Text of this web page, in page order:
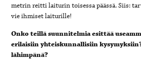
metrin reitti laiturin toisessa päässä. Siis:
vie ihmiset laiturille!
Onko teillä suunnitelmia esittää
erilaisiin yhteiskunnallisiin
lähimpänä?